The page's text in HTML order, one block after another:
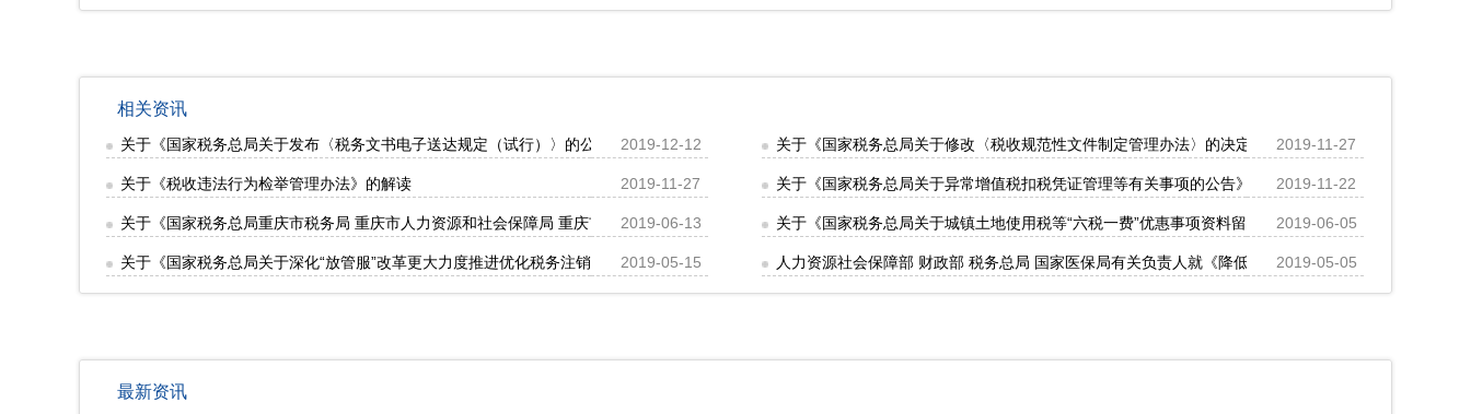
相关资讯
关于《国家税务总局关于发布〈税务文书电子送达规定（试行）〉的公告》的解读
2019-12-12 关于《国家税务总局关于修改〈税收规范性文件制定管理办法〉的决定》的解读2019-11-27
关于《税收违法行为检举管理办法》的解读 2019-11-27 关于《国家税务总局关于异常增值税扣税凭证管理等有关事项的公告》的解读2019-11-22
关于《国家税务总局重庆市税务局 重庆市人力资源和社会保障局 重庆市医疗保障局关于城乡居民社会保险费交由税务部门征收的公告》的政策解读
2019-06-13 关于《国家税务总局关于城镇土地使用税等“六税一费”优惠事项资料留存备查的公告》的解读
2019-06-05
关于《国家税务总局关于深化“放管服”改革更大力度推进优化税务注销办理程序工作的通知》的解读
2019-05-15 人力资源社会保障部 财政部 税务总局 国家医保局有关负责人就《降低社会保险费率综合方案》答记者
2019-05-05
最新资讯